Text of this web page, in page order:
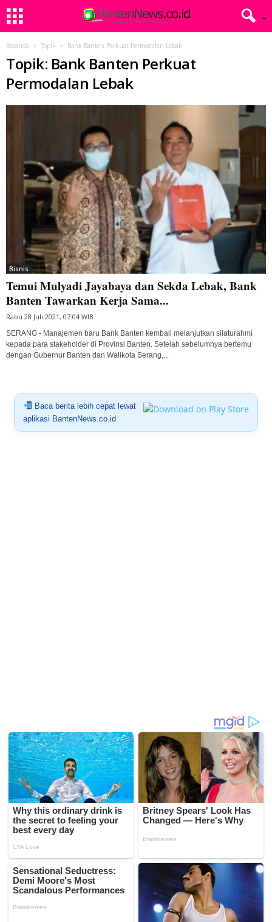
Beranda Topik Bank Banten Perkuat Permodalan Lebak
Topik: Bank Banten Perkuat
Permodalan Lebak
Bisnis
Temui Mulyadi Jayabaya dan Sekda Lebak, Bank
Banten Tawarkan Kerja Sama...
Rabu 28 Juli 2021, 07:04 WIB
SERANG - Manajemen baru Bank Banten kembali melanjutkan silaturahmi
kepada para stakeholder di Provinsi Banten. Setelah sebelumnya bertemu
dengan Gubernur Banten dan Walikota Serang,...
Baca berita lebih cepat lewat
aplikasi BantenNews.co.id